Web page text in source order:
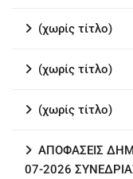
(χωρίς τίτλο)
(χωρίς τίτλο)
(χωρίς τίτλο)
ΑΠΟΦΑΣΕΙΣ
07-2026